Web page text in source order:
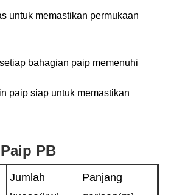
untuk memastikan permukaan
bahagian paip memenuhi
paip siap untuk memastikan
PB
Jumlah
Panjang